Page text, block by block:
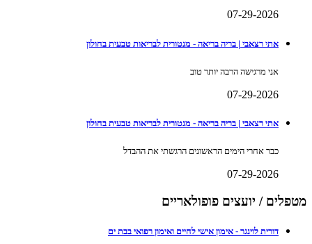
07-29-2026
אתי רצאבי | בריה בריאה - מנטורית לבריאות טבעית בחולון
אני מרגישה הרבה יותר טוב
07-29-2026
אתי רצאבי | בריה בריאה - מנטורית לבריאות טבעית בחולון
כבר אחרי הימים הראשונים הרגשתי את ההבדל
07-29-2026
מטפלים / יועצים פופולאריים
דורית לוינגר - אימון אישי לחיים ואימון רפואי בבת ים